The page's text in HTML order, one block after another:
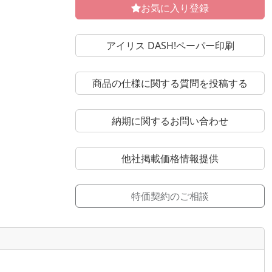
お気に入り登録
アイリス DASH!ペーパー印刷
商品の仕様に関する質問を投稿する
納期に関するお問い合わせ
他社掲載価格情報提供
特価契約のご相談